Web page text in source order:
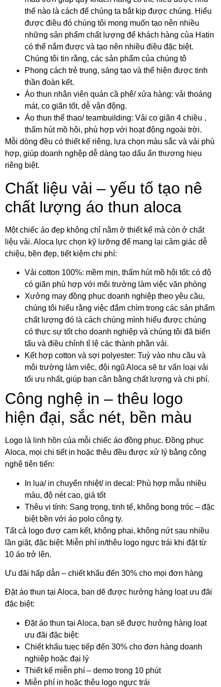
thế nào là cách để chúng ta bắt kịp được chúng. Hiểu
được điều đó chúng tôi mong muốn tạo nên nhiều
những sản phẩm chất lượng để khách hàng của Hatin
có thể nắm được và tạo nên nhiều điều đặc biệt.
Chúng tôi tin rằng, các sản phẩm của chúng tô
Phong cách trẻ trung, sáng tạo và thể hiện được tinh
thần đoàn kết.
Áo thun nhân viên quán cầ phê/ xửa hàng: vải thoáng
mát, co giãn tốt, dễ vận động.
Áo thun thể thao/ teambuilding: Vải co giãn 4 chiều ,
thấm hút mồ hôi, phù hợp với hoạt động ngoài trời.
Mỗi dòng đều có thiết kế riêng, lựa chọn màu sắc và vải phù
hợp, giúp doanh nghệp dễ dàng tạo dấu ấn thương hiẹu
riêng biệt.
Chất liệu vải – yếu tố tạo nê
chất lượng áo thun aloca
Một chiếc áo đẹp không chỉ nằm ở thiết kế mà còn ở chất
liệu vải. Aloca lực chọn kỹ lưỡng để mang lại cảm giác dễ
chiệu, bền đẹp, tiết kiệm chi phí:
Vải cotton 100%: mềm mịn, thấm hút mồ hôi tốt: có độ
có giãn phù hợp với môi trường làm việc văn phòng
Xưởng may đồng phục doanh nghiệp theo yêu cầu,
chúng tôi hiểu rằng việc đắm chìm trong các sản phẩm
chất lượng đó là cách chúng mình hiểu được chúng
có thực sự tốt cho doanh nghiệp và chúng tôi đã biến
tấu và điều chỉnh tỉ lệ các thành phần vải.
Kết hợp cotton và sợi polyester: Tuỳ vào nhu cầu và
môi trường làm việc, đội ngũ Aloca sẽ tư vấn loại vải
tối ưu nhất, giúp bạn cân bằng chất lượng và chi phí.
Công nghệ in – thêu logo
hiện đại, sắc nét, bền màu
Logo là linh hồn của mỗi chiếc áo đồng phục. Đồng phục
Aloca, mọi chi tiết in hoặc thêu đều được xử lý bằng công
nghệ tiên tiến:
In lụa/ in chuyển nhiệt/ in decal: Phù hợp mẫu nhiều
màu, độ nét cao, giá tốt
Thêu vi tính: Sang trọng, tinh tế, không bong tróc – đặc
biệt bền với áo polo công ty.
Tất cả logo đượ cam kết, không phai, không nứt sau nhiều
lần giặt, đặc biệt: Miễn phí in/thêu logo ngực trái khi đặt từ
10 áo trở lên.
Ưu đãi hấp dẫn – chiết khấu đến 30% cho mọi đơn hàng
Đặt áo thun tại Aloca, ban dẽ được hưởng hàng loạt ưu đãi
đặc biệt:
Đặt áo thun tại Aloca, bạn sẽ được hưởng hàng loạt
ưu đãi đặc biệt:
Chiết khấu tuẹc tiếp đến 30% cho đơn hàng doanh
nghiệp hoặc đại lý
Thiết kế miễn phí – demo trong 10 phút
Miễn phí in hoặc thêu logo ngực trái